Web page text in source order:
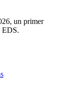
un primer
EDS.